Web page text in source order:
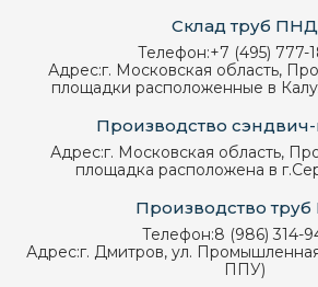
Склад труб ПНД
Телефон:+7 (495) 777-
Адрес:г. Московская область,
площадки расположенные в
Производство
Адрес:г. Московская область,
площадка расположена в
Производство
Телефон:8 (986) 314-
Адрес:г. Дмитров, ул.
ППУ)